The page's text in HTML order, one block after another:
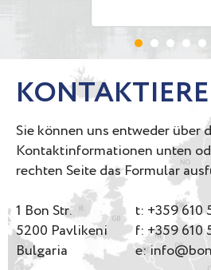
Sie können uns entweder über
Kontaktinformationen unten
rechten Seite das Formular
1 Bon Str.
5200 Pavlikeni
Bulgaria
t: +359 610
f: +359 610
e: